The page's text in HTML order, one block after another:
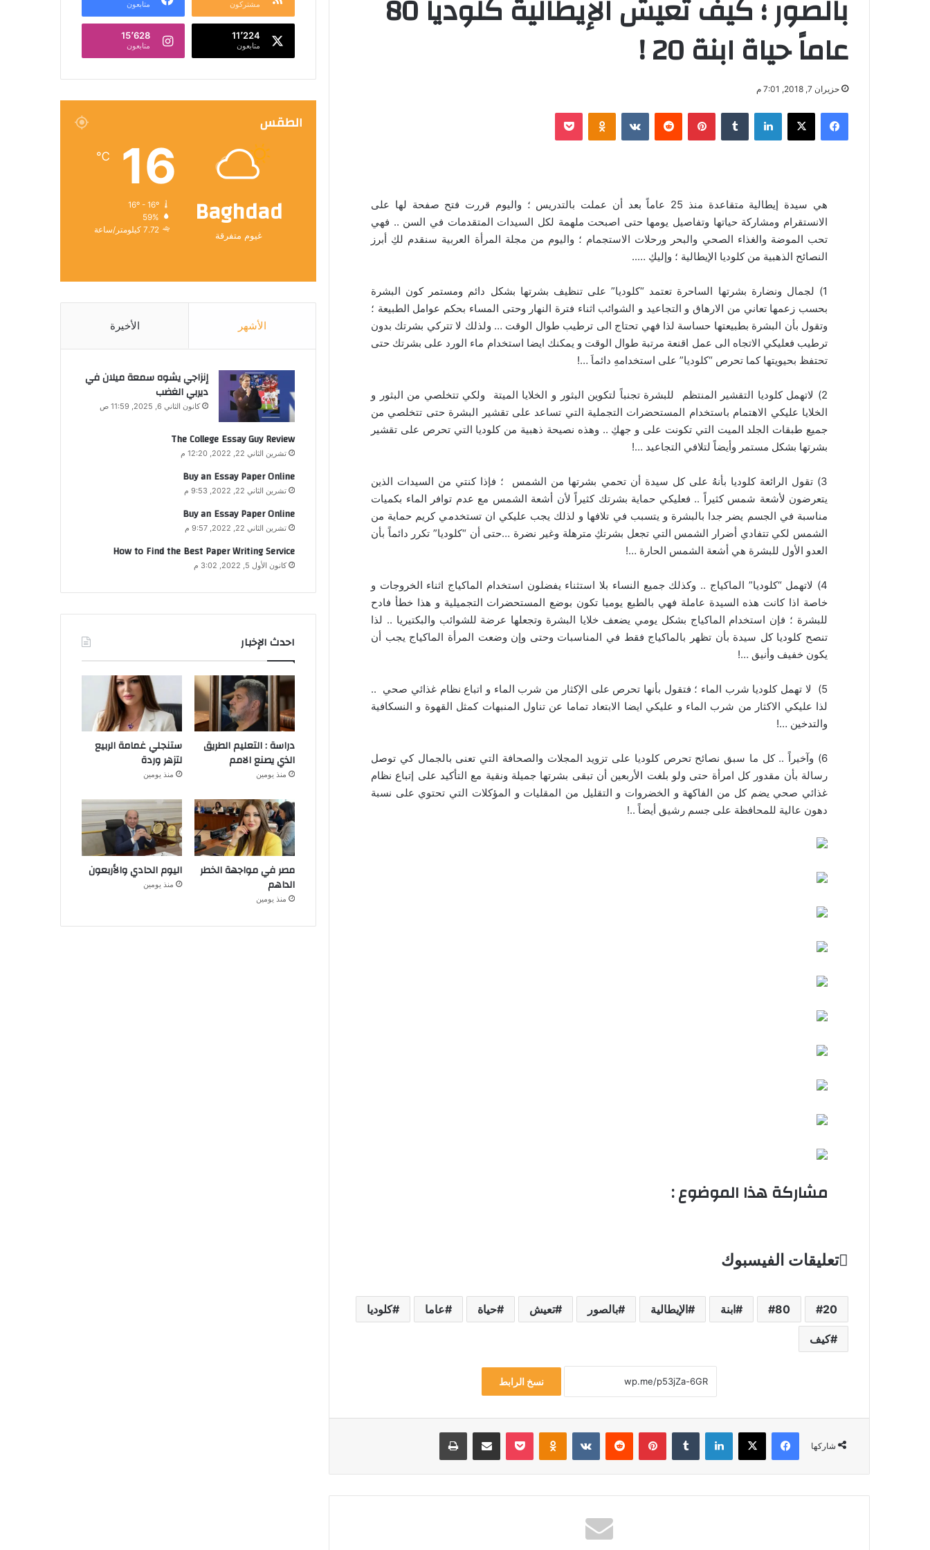
بالصور ؛ كيف تعيش الإيطالية كلوديا 80
عاماً حياة ابنة 20 !
حزيران 7, 2018, 7:01 م
فيسبوك لينكدإن بينتيريست
هي سيدة إيطالية متقاعدة منذ 25 عاماً بعد أن عملت بالتدريس ؛ واليوم قررت فتح صفحة لها على
الانستقرام ومشاركة حياتها وتفاصيل يومها حتى اصبحت ملهمة لكل السيدات المتقدمات في السن .. فهي
تحب الموضة والغذاء الصحي والبحر ورحلات الاستجمام ؛ واليوم من مجلة المرأة العربية سنقدم لكِ أبرز
النصائح الذهبية من كلوديا الإيطالية ؛ وإليكِ …..
1) لجمال ونضارة بشرتها الساحرة تعتمد “كلوديا” على تنظيف بشرتها بشكل دائم ومستمر كون البشرة
بحسب زعمها تعاني من الارهاق و التجاعيد و الشوائب اثناء فترة النهار وحتى المساء بحكم عوامل الطبيعة ؛
وتقول بأن البشرة بطبيعتها حساسة لذا فهي تحتاج الى ترطيب طوال الوقت … ولذلك لا تتركي بشرتك بدون
ترطيب فعليكي الاتجاه الى عمل اقنعة مرتبة طوال الوقت و يمكنك ايضا استخدام ماء الورد على بشرتك حتى
تحتفظ بحيويتها كما تحرص “كلوديا” على استخدامهِ دائماَ …!
2) لاتهمل كلوديا التقشير المنتظم للبشرة تجنباً لتكوين البثور و الخلايا الميتة ولكي تتخلصي من البثور و
الخلايا عليكي الاهتمام باستخدام المستحضرات التجملية التي تساعد على تقشير البشرة حتى تتخلصي من
جميع طبقات الجلد الميت التي تكونت على و جهكِ .. وهذه نصيحة ذهبية من كلوديا التي تحرص على تقشير
بشرتها بشكل مستمر وأيضاً لتلافي التجاعيد …!
3) تقول الرائعة كلوديا بأنهُ على كل سيدة أن تحمي بشرتها من الشمس ؛ فإذا كنتي من السيدات الذين
يتعرضون لأشعة شمس كثيراً .. فعليكي حماية بشرتك كثيراً لأن أشعة الشمس مع عدم توافر الماء بكميات
مناسبة في الجسم يضر جدا بالبشرة و يتسبب في تلافها و لذلك يجب عليكي ان تستخدمي كريم حماية من
الشمس لكي تتفادي أضرار الشمس التي تجعل بشرتكِ مترهلة وغير نضرة …حتى أن “كلوديا” تكرر دائماً بأن
العدو الأول للبشرة هي أشعة الشمس الحارة …!
4) لاتهمل “كلوديا” الماكياج .. وكذلك جميع النساء بلا استثناء يفضلون استخدام الماكياج اثناء الخروجات و
خاصة اذا كانت هذه السيدة عاملة فهي بالطبع يوميا تكون بوضع المستحضرات التجميلية و هذا خطأ فادح
للبشرة ؛ فإن استخدام الماكياج بشكل يومي يضعف خلايا البشرة وتجعلها عرضة للشوائب والبكتيريا .. لذا
تنصح كلوديا كل سيدة بأن تظهر بالماكياج فقط في المناسبات وحتى وإن وضعت المرأة الماكياج يجب أن
يكون خفيف وأنيق …!
5) لا تهمل كلوديا شرب الماء ؛ فتقول بأنها تحرص على الإكثار من شرب الماء و اتباع نظام غذائي صحي ..
لذا عليكي الاكثار من شرب الماء و عليكي ايضا الابتعاد تماما عن تناول المنبهات كمثل القهوة و النسكافية
والتدخين …!
6) وآخيراً .. كل ما سبق نصائح تحرص كلوديا على تزويد المجلات والصحافة التي تعنى بالجمال كي توصل
رسالة بأن مقدور كل امرأة حتى ولو بلغت الأربعين أن تبقى بشرتها جميلة ونقية مع التأكيد على إتباع نظام
غذائي صحي يضم كل من الفاكهة و الخضروات و التقليل من المقليات و المؤكلات التي تحتوي على نسبة
دهون عالية للمحافظة على جسم رشيق أيضاً ..!
مشاركة هذا الموضوع :
تعليقات الفيسبوك
20
80 ابنة الإيطالية بالصور تعيش حياة عاما كلوديا
كيف
نسخ الرابط
شاركها
فيسبوك لينكدإن بينتيريست
مشتركون متابعون
11٬224
متابعون
15٬628
متابعون
الطقس
Baghdad
غيوم متفرقة
16
℃
16º - 16º
59%
7.72 كيلومتر/ساعة
الأشهر الأخيرة
إنزاجي يشوه سمعة ميلان في
ديربي الغضب
كانون الثاني 6, 2025, 11:59 ص
The College Essay Guy Review
تشرين الثاني 22, 2022, 12:20 م
Buy an Essay Paper Online
تشرين الثاني 22, 2022, 9:53 م
Buy an Essay Paper Online
تشرين الثاني 22, 2022, 9:57 م
How to Find the Best Paper Writing Service
كانون الأول 5, 2022, 3:02 م
احدث الإخبار
دراسة : التعليم الطريق
الذي يصنع الامم
منذ يومين
ستنجلي غمامة الربيع
لتزهر وردة
منذ يومين
مصر في مواجهة الخطر
الداهم
منذ يومين
اليوم الحادي والأربعون
منذ يومين